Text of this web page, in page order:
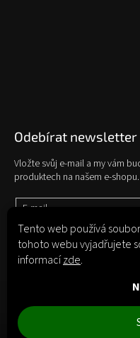
Tento web používá
tohoto webu vyjadřujete
informacízde.
Odebírat newsletter
Vložte svůj e-mail a my vám
produktech na našem e-shopu.
E-mail
Vložením e-mailu souhlasíte